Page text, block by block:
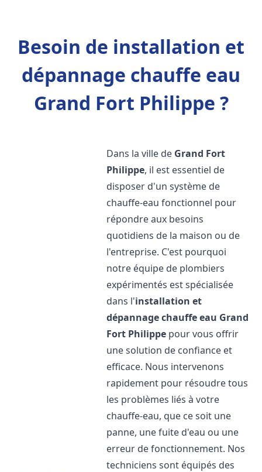
Besoin de installation et
dépannage chauffe eau
Grand Fort Philippe ?
Dans la ville de Grand Fort
Philippe, il est essentiel de
disposer d'un système de
chauffe-eau fonctionnel pour
répondre aux besoins
quotidiens de la maison ou de
l'entreprise. C'est pourquoi
notre équipe de plombiers
expérimentés est spécialisée
dans l'installation et
dépannage chauffe eau Grand
Fort Philippe pour vous offrir
une solution de confiance et
efficace. Nous intervenons
rapidement pour résoudre tous
les problèmes liés à votre
chauffe-eau, que ce soit une
panne, une fuite d'eau ou une
erreur de fonctionnement. Nos
techniciens sont équipés des